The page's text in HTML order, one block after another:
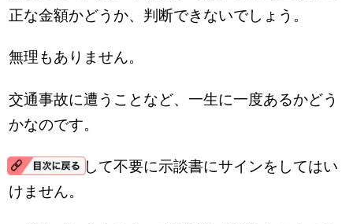
正な金額かどうか、判断できないでしょう。
無理もありません。
交通事故に遭うことなど、一生に一度あるかどう
かなのです。
しかし、決して不要に示談書にサインをしてはい
けません。